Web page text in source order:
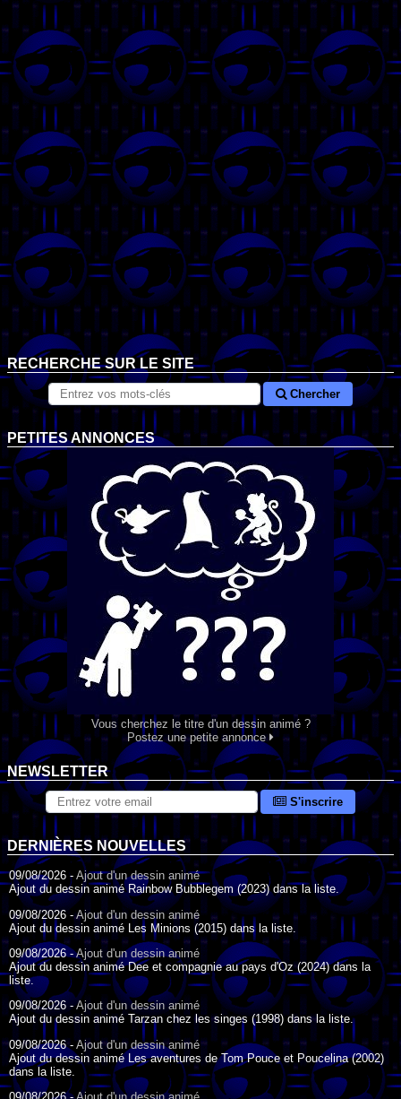
RECHERCHE SUR LE SITE
Chercher
PETITES ANNONCES
Vous cherchez le titre d'un dessin animé ?
Postez une petite annonce
NEWSLETTER
S'inscrire
DERNIÈRES NOUVELLES
09/08/2026 - Ajout d'un dessin animé
Ajout du dessin animé Rainbow Bubblegem (2023) dans la liste.
09/08/2026 -Ajout d'un dessin animé
Ajout du dessin animé Les Minions (2015) dans la liste.
09/08/2026 -Ajout d'un dessin animé
Ajout du dessin animé Dee et compagnie au pays d'Oz (2024) dans la
liste.
09/08/2026 -Ajout d'un dessin animé
Ajout du dessin animé Tarzan chez les singes (1998) dans la liste.
09/08/2026 - Ajout d'un dessin animé
Ajout du dessin animé Les aventures de Tom Pouce et Poucelina (2002)
dans la liste.